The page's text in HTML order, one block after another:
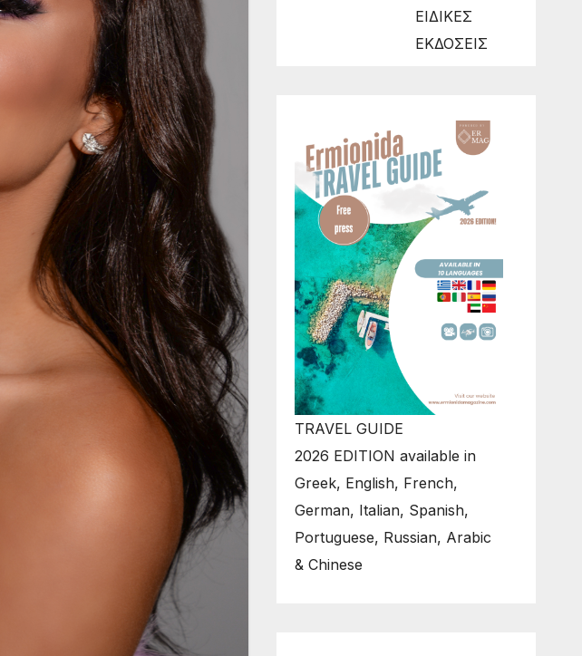
ΕΙΔΙΚΕΣ
ΕΚΔΟΣΕΙΣ
TRAVEL GUIDE
2026 EDITION available in
Greek, English, French,
German, Italian, Spanish,
Portuguese, Russian, Arabic
& Chinese